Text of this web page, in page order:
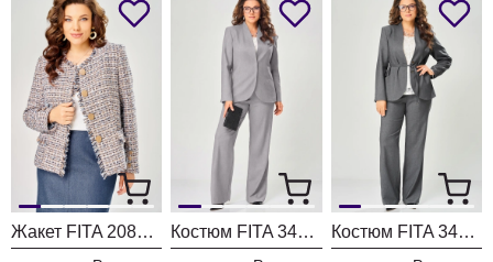
Жакет FITA 20803 бежевый + деним Костюм FITA 3402 серо-бежевый Костюм FITA 3401 графитовый